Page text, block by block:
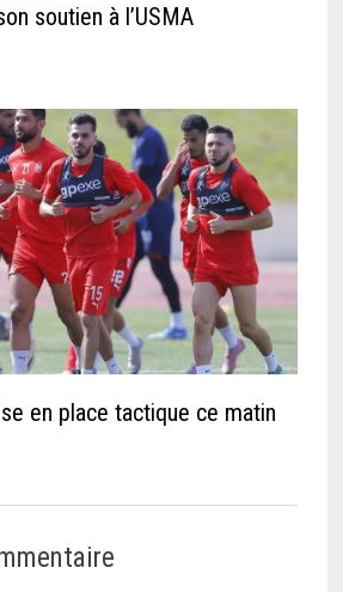
soutien à l’USMA
en place tactique ce matin